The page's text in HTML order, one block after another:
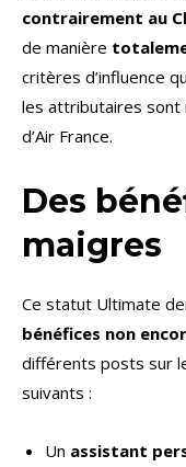
contrairement au
de manière
critères d’influence
les attributaires sont
d’Air France.
Des
maigres
Ce statut Ultimate
bénéfices non
différents posts sur
suivants :
Un assistant